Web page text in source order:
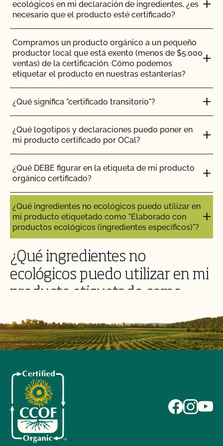
ecológicos en mi declaración de ingredientes, ¿es
necesario que el producto esté certificado?
Compramos un producto orgánico a un pequeño
productor local que está exento (menos de $5.000
ventas) de la certificación. Cómo podemos
etiquetar el producto en nuestras estanterías?
¿Qué significa "certificado transitorio"?
¿Qué logotipos y declaraciones puedo poner en
mi producto certificado por OCal?
¿Qué DEBE figurar en la etiqueta de mi producto
orgánico certificado?
¿Qué ingredientes no ecológicos puedo utilizar en
mi producto etiquetado como "Elaborado con
productos ecológicos (ingredientes específicos)"?
¿Qué ingredientes no
ecológicos puedo utilizar en mi
producto etiquetado como
ecológicos (ingredientes
específicos)"?
Los productos etiquetados "Elaborado con productos
ecológicos..." pueden contener hasta 30% de
ingredientes no ecológicos. Los ingredientes no
ecológicos deben ser agrícolas o estar en la sección
205.605 de la
. Cualquier ingrediente no
agrícola o coadyuvante de elaboración que no
aparezca en la sección 205.605 está prohibido en
todos los productos ecológicos, incluidos los